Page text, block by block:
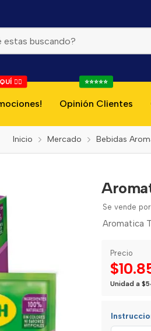
👇🏻
Opinión Clientes
⭐⭐⭐⭐⭐
Inicio Mercado Bebidas
Se vende por
Aromatica
Precio
Unidad a